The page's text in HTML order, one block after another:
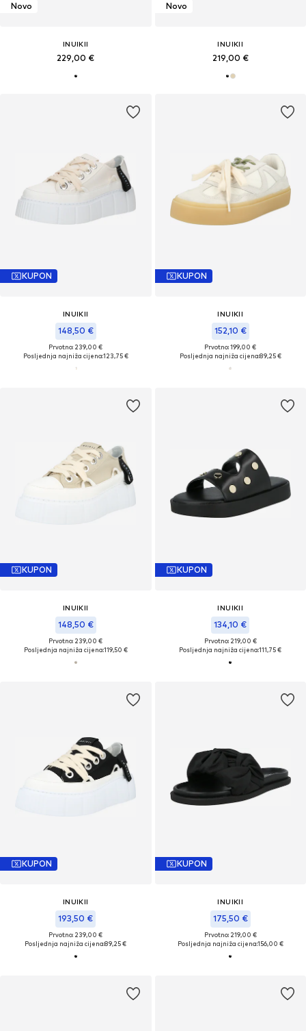
Novo
INUIKII
229,00 €
Novo
INUIKII
219,00 €
KUPON
INUIKII
148,50 €
Prvotno: 239,00 €
Posljednja najniža cijena:123,75 €
KUPON
INUIKII
152,10 €
Prvotno: 199,00 €
Posljednja najniža cijena:89,25 €
KUPON
INUIKII
148,50 €
Prvotno: 239,00 €
Posljednja najniža cijena:119,50 €
KUPON
INUIKII
134,10 €
Prvotno: 219,00 €
Posljednja najniža cijena:111,75 €
KUPON
INUIKII
193,50 €
Prvotno: 239,00 €
Posljednja najniža cijena:89,25 €
KUPON
INUIKII
175,50 €
Prvotno: 219,00 €
Posljednja najniža cijena:156,00 €